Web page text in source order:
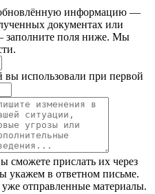
информацию —
документах или
заполните поля ниже. Мы
вы использовали при первой
сможете прислать их через
укажем в ответном письме.
отправленные материалы.